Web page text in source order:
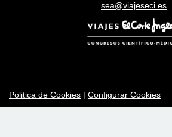
sea@viajeseci.es
Politica de Cookies | Configurar Cookies